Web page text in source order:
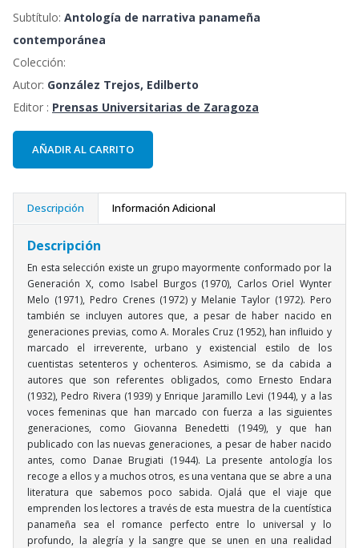
Subtítulo: Antología de narrativa panameña
contemporánea
Colección:
Autor: González Trejos, Edilberto
Editor : Prensas Universitarias de Zaragoza
AÑADIR AL CARRITO
Descripción Información Adicional
Descripción
En esta selección existe un grupo mayormente conformado por la
Generación X, como Isabel Burgos (1970), Carlos Oriel Wynter
Melo (1971), Pedro Crenes (1972) y Melanie Taylor (1972). Pero
también se incluyen autores que, a pesar de haber nacido en
generaciones previas, como A. Morales Cruz (1952), han influido y
marcado el irreverente, urbano y existencial estilo de los
cuentistas setenteros y ochenteros. Asimismo, se da cabida a
autores que son referentes obligados, como Ernesto Endara
(1932), Pedro Rivera (1939) y Enrique Jaramillo Levi (1944), y a las
voces femeninas que han marcado con fuerza a las siguientes
generaciones, como Giovanna Benedetti (1949), y que han
publicado con las nuevas generaciones, a pesar de haber nacido
antes, como Danae Brugiati (1944). La presente antología los
recoge a ellos y a muchos otros, es una ventana que se abre a una
literatura que sabemos poco sabida. Ojalá que el viaje que
emprenden los lectores a través de esta muestra de la cuentística
panameña sea el romance perfecto entre lo universal y lo
profundo, la alegría y la sangre que se unen en una realidad